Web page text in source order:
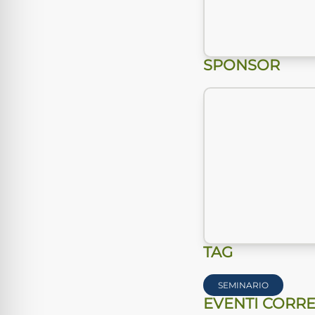
SPONSOR
TAG
SEMINARIO
EVENTI